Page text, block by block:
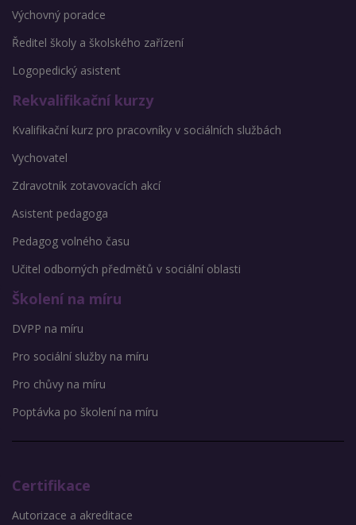
Výchovný poradce
Ředitel školy a školského zařízení
Logopedický asistent
Rekvalifikační kurzy
Kvalifikační kurz pro pracovníky v sociálních službách
Vychovatel
Zdravotník zotavovacích akcí
Asistent pedagoga
Pedagog volného času
Učitel odborných předmětů v sociální oblasti
Školení na míru
DVPP na míru
Pro sociální služby na míru
Pro chůvy na míru
Poptávka po školení na míru
Certifikace
Autorizace a akreditace